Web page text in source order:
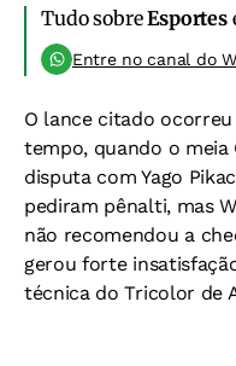
Tudo sobreEsportes
Entre no canal do
O lance citado
tempo, quando o meia
disputa com Yago
pediram pênalti, mas
não recomendou a
gerou forte
técnica do Tricolor de